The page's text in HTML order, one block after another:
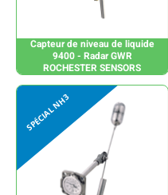
Capteur de niveau de liquide
9400 - Radar GWR
ROCHESTER SENSORS